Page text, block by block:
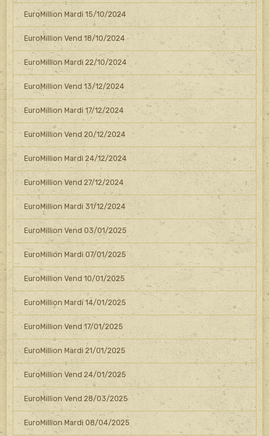
EuroMillion Mardi 15/10/2024
EuroMillion Vend 18/10/2024
EuroMillion Mardi 22/10/2024
EuroMillion Vend 13/12/2024
EuroMillion Mardi 17/12/2024
EuroMillion Vend 20/12/2024
EuroMillion Mardi 24/12/2024
EuroMillion Vend 27/12/2024
EuroMillion Mardi 31/12/2024
EuroMillion Vend 03/01/2025
EuroMillion Mardi 07/01/2025
EuroMillion Vend 10/01/2025
EuroMillion Mardi 14/01/2025
EuroMillion Vend 17/01/2025
EuroMillion Mardi 21/01/2025
EuroMillion Vend 24/01/2025
EuroMillion Vend 28/03/2025
EuroMillion Mardi 08/04/2025